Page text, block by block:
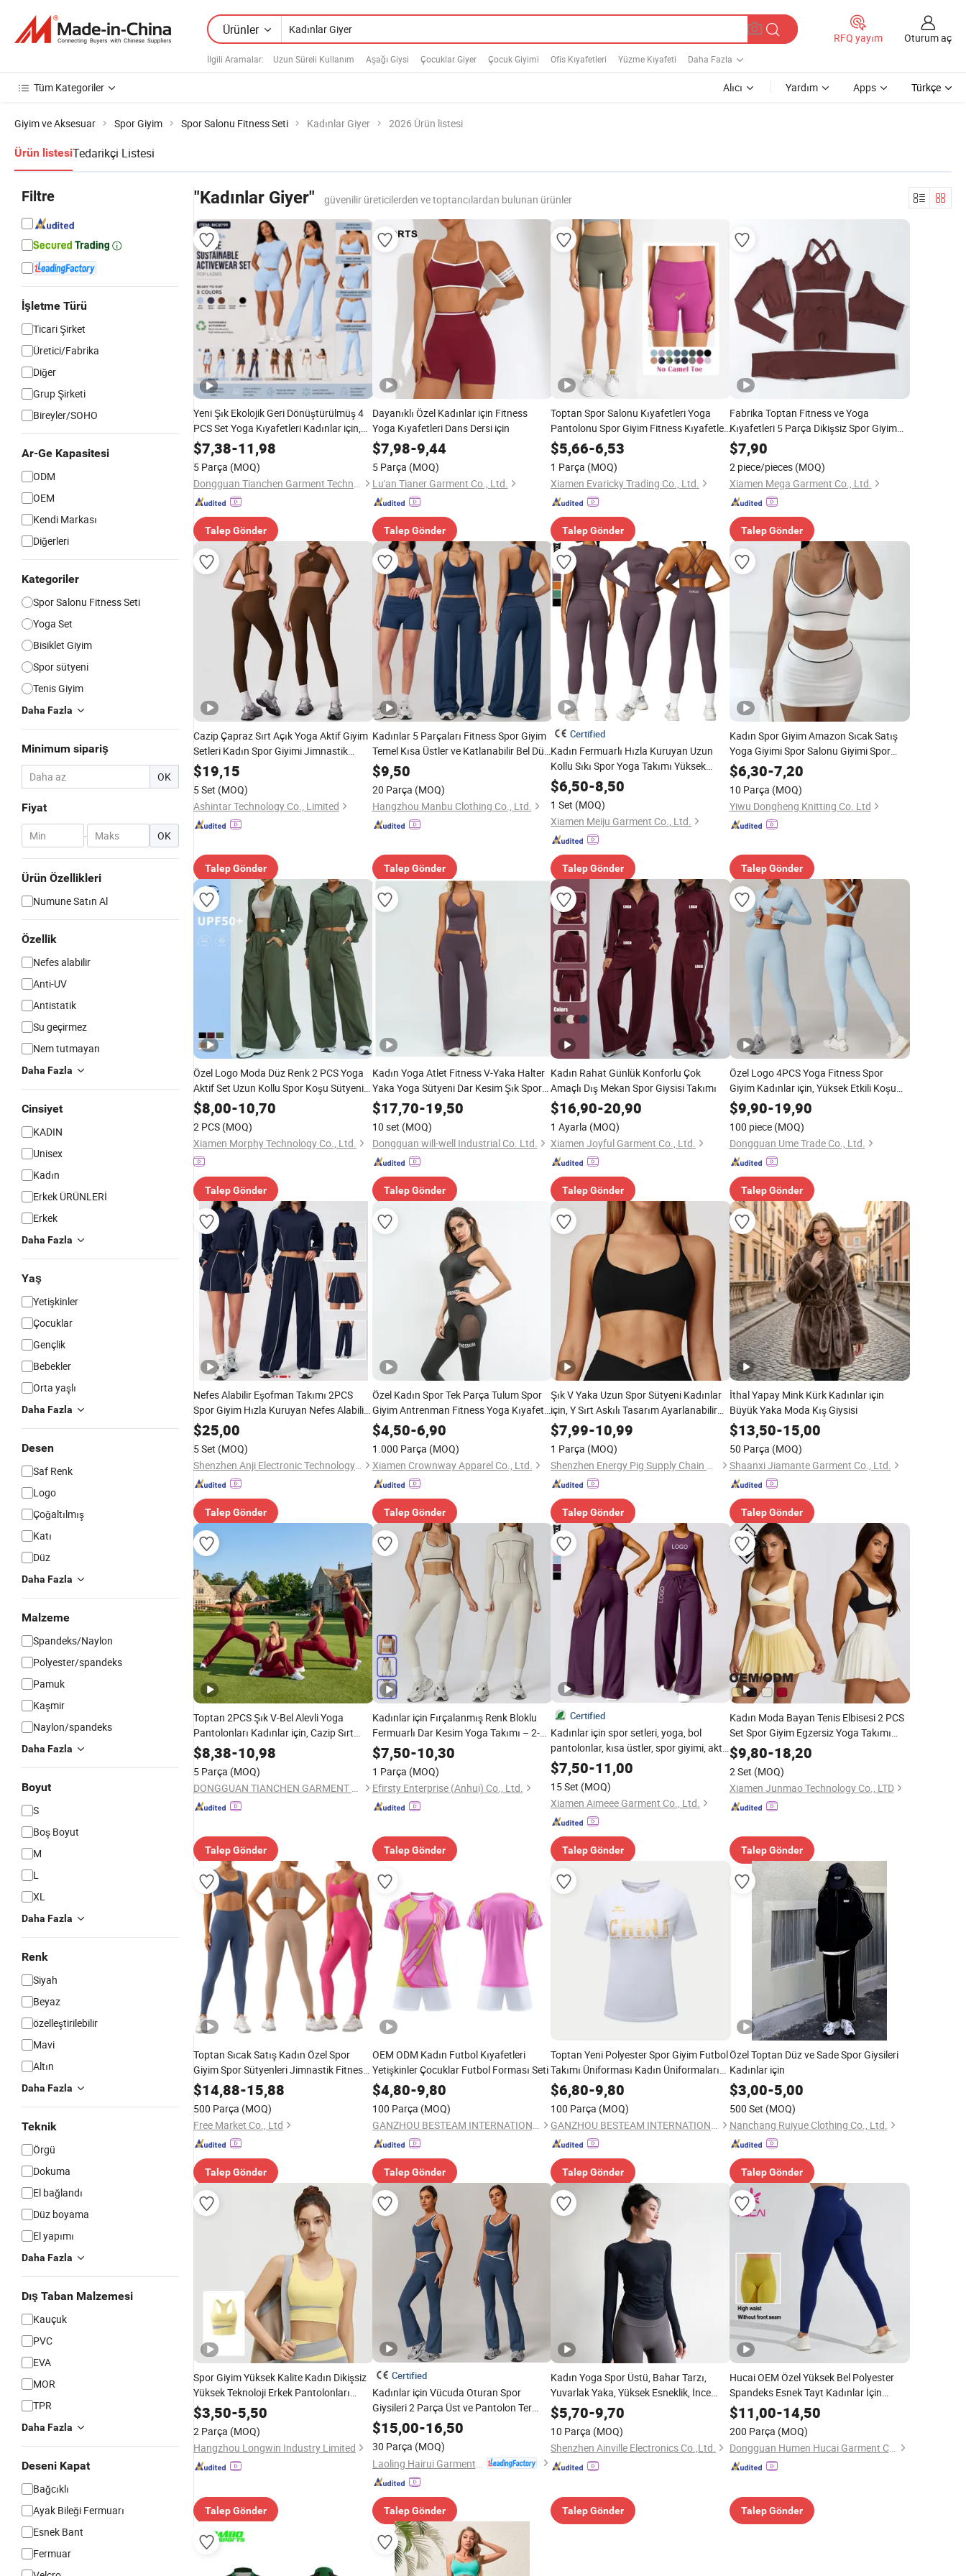
Ürünler
İlgili Aramalar: Uzun Süreli Kullanım Aşağı Giysi Çocuklar Giyer Çocuk Giyimi Ofis Kıyafetleri Yüzme Kıyafeti Daha Fazla
RFQ yayım Oturum aç
Tüm Kategoriler Alıcı Yardım Apps Türkçe
Giyim ve Aksesuar Spor Giyim Spor Salonu Fitness Seti Kadınlar Giyer 2026 Ürün listesi
Ürün listesiTedarikçi Listesi
Filtre
İşletme Türü
Ticari Şirket
Üretici/Fabrika
Diğer
Grup Şirketi
Bireyler/SOHO
Ar-Ge Kapasitesi
ODM
OEM
Kendi Markası
Diğerleri
Kategoriler
Spor Salonu Fitness Seti
Yoga Set
Bisiklet Giyim
Spor sütyeni
Tenis Giyim
Daha Fazla
Minimum sipariş
OK
Fiyat
- OK
Ürün Özellikleri
Numune Satın Al
Özellik
Nefes alabilir
Anti-UV
Antistatik
Su geçirmez
Nem tutmayan
Daha Fazla
Cinsiyet
KADIN
Unisex
Kadın
Erkek ÜRÜNLERİ
Erkek
Daha Fazla
Yaş
Yetişkinler
Çocuklar
Gençlik
Bebekler
Orta yaşlı
Daha Fazla
Desen
Saf Renk
Logo
Çoğaltılmış
Katı
Düz
Daha Fazla
Malzeme
Spandeks/Naylon
Polyester/spandeks
Pamuk
Kaşmir
Naylon/spandeks
Daha Fazla
Boyut
S
Boş Boyut
M
L
XL
Daha Fazla
Renk
Siyah
Beyaz
özelleştirilebilir
Mavi
Altın
Daha Fazla
Teknik
Örgü
Dokuma
El bağlandı
Düz boyama
El yapımı
Daha Fazla
Dış Taban Malzemesi
Kauçuk
PVC
EVA
MOR
TPR
Daha Fazla
Deseni Kapat
Bağcıklı
Ayak Bileği Fermuarı
Esnek Bant
Fermuar
"Kadınlar Giyer" güvenilir üreticilerden ve toptancılardan bulunan ürünler
Yeni Şık Ekolojik Geri Dönüştürülmüş 4
PCS Set Yoga Kıyafetleri Kadınlar için,
Premium Geri Dönüştürülmüş Yeniden
Kullanılmış Spor Giysileri Konforlu
Sürdürülebilir Yumuşak Naylon Spor
Salonu Kıyafetleri
$7,38-11,98
5 Parça (MOQ)
Dongguan Tianchen Garment Technology Co., Ltd.
Talep Gönder
Dayanıklı Özel Kadınlar için Fitness
Yoga Kıyafetleri Dans Dersi için
$7,98-9,44
5 Parça (MOQ)
Lu'an Tianer Garment Co., Ltd.
Talep Gönder
Toptan Spor Salonu Kıyafetleri Yoga
Pantolonu Spor Giyim Fitness Kıyafetleri
Kamel Ayak Olmadan Yüksek Bel Kadın
Bisiklet Yoga Şortları Fitness Spor Giyim
$5,66-6,53
1 Parça (MOQ)
Xiamen Evaricky Trading Co., Ltd.
Talep Gönder
Fabrika Toptan Fitness ve Yoga
Kıyafetleri 5 Parça Dikişsiz Spor Giyim
Kadın Spor Salonu Kıyafet Setleri
$7,90
2 piece/pieces (MOQ)
Xiamen Mega Garment Co., Ltd.
Talep Gönder
Cazip Çapraz Sırt Açık Yoga Aktif Giyim
Setleri Kadın Spor Giyimi Jimnastik
Kıvrım Tayt Seti 2 Parça Egzersiz
Kıyafeti Kadın Fitness Spor Takımı Yoga
Jimnastik Kıyafeti
$19,15
5 Set (MOQ)
Ashintar Technology Co., Limited
Talep Gönder
Kadınlar 5 Parçaları Fitness Spor Giyim
Temel Kısa Üstler ve Katlanabilir Bel Düz
Paça Şortlar Rahat Egzersiz Yoga Seti
Spor Kıyafetleri
$9,50
20 Parça (MOQ)
Hangzhou Manbu Clothing Co., Ltd.
Talep Gönder
Certified
Kadın Fermuarlı Hızla Kuruyan Uzun
Kollu Sıkı Spor Yoga Takımı Yüksek
Yoğunluklu Koşu Spor Kıyafeti
$6,50-8,50
1 Set (MOQ)
Xiamen Meiju Garment Co., Ltd.
Talep Gönder
Kadın Spor Giyim Amazon Sıcak Satış
Yoga Giyimi Spor Salonu Giyimi Spor
Kıyafetleri
$6,30-7,20
10 Parça (MOQ)
Yiwu Dongheng Knitting Co. Ltd
Talep Gönder
Özel Logo Moda Düz Renk 2 PCS Yoga
Aktif Set Uzun Kollu Spor Koşu Sütyeni
Takımı Kadınlar için Fitness Spor Salonu
Ceket Giyimi Bayan Atletizm
$8,00-10,70
2 PCS (MOQ)
Xiamen Morphy Technology Co., Ltd.
Talep Gönder
Kadın Yoga Atlet Fitness V-Yaka Halter
Yaka Yoga Sütyeni Dar Kesim Şık Spor
Atlet Uzun Bacak Geniş Bacak Pantolon
Spor Giyim
$17,70-19,50
10 set (MOQ)
Dongguan will-well Industrial Co. Ltd.
Talep Gönder
Kadın Rahat Günlük Konforlu Çok
Amaçlı Dış Mekan Spor Giysisi Takımı
$16,90-20,90
1 Ayarla (MOQ)
Xiamen Joyful Garment Co., Ltd.
Talep Gönder
Özel Logo 4PCS Yoga Fitness Spor
Giyim Kadınlar için, Yüksek Etkili Koşu
Spor Sütyenleri + Spor Salonu
Antrenman Ceketleri + Şok Geçirmez
Yüksek Bel Bisiklet Şortları + Taytlar
$9,90-19,90
100 piece (MOQ)
Dongguan Ume Trade Co., Ltd.
Talep Gönder
Nefes Alabilir Eşofman Takımı 2PCS
Spor Giyim Hızla Kuruyan Nefes Alabilir
Yoga Seti Fitness Kıyafetleri Rahat Aktif
Giyim Kadın Spor Salonu Kıyafetleri
$25,00
5 Set (MOQ)
Shenzhen Anji Electronic Technology Co., Ltd.
Talep Gönder
Özel Kadın Spor Tek Parça Tulum Spor
Giyim Antrenman Fitness Yoga Kıyafet
Seti
$4,50-6,90
1.000 Parça (MOQ)
Xiamen Crownway Apparel Co., Ltd.
Talep Gönder
Şık V Yaka Uzun Spor Sütyeni Kadınlar
için, Y Sırt Askılı Tasarım Ayarlanabilir
Askılar, Çıkarılabilir Pedler Nefes
Alabilen Mat Spor Giysi
$7,99-10,99
1 Parça (MOQ)
Shenzhen Energy Pig Supply Chain Management Co., Ltd.
Talep Gönder
İthal Yapay Mink Kürk Kadınlar için
Büyük Yaka Moda Kış Giysisi
$13,50-15,00
50 Parça (MOQ)
Shaanxi Jiamante Garment Co., Ltd.
Talep Gönder
Toptan 2PCS Şık V-Bel Alevli Yoga
Pantolonları Kadınlar için, Cazip Sırt
Açık Spor Sütyeni + Çan Paça Atletik
Pantolonlar ile Çift V Çizgisiyle Popo
Kaldırma
$8,38-10,98
5 Parça (MOQ)
DONGGUAN TIANCHEN GARMENT TECHNOLOGY CO., LTD.
Talep Gönder
Kadınlar için Fırçalanmış Renk Bloklu
Fermuarlı Dar Kesim Yoga Takımı – 2-
Piece Aktif Giyim Kıyafeti, Boş Sırtlı Üst
ve Tayt ile, Koşu ve Spor Salonu için
Hızla Kuruyan Spor Kıyafeti
$7,50-10,30
1 Parça (MOQ)
Efirsty Enterprise (Anhui) Co., Ltd.
Talep Gönder
Certified
Kadınlar için spor setleri, yoga, bol
pantolonlar, kısa üstler, spor giyimi, aktif
giyim
$7,50-11,00
15 Set (MOQ)
Xiamen Aimeee Garment Co., Ltd.
Talep Gönder
Kadın Moda Bayan Tenis Elbisesi 2 PCS
Set Spor Giyim Egzersiz Yoga Takımı
Tasarım Tenis Kıyafeti
$9,80-18,20
2 Set (MOQ)
Xiamen Junmao Technology Co., LTD
Talep Gönder
Toptan Sıcak Satış Kadın Özel Spor
Giyim Spor Sütyenleri Jimnastik Fitness
Takımları Kıvrımlı Popo Taytları Yoga
Kıyafetleri
$14,88-15,88
500 Parça (MOQ)
Free Market Co., Ltd
Talep Gönder
OEM ODM Kadın Futbol Kıyafetleri
Yetişkinler Çocuklar Futbol Forması Seti
$4,80-9,80
100 Parça (MOQ)
GANZHOU BESTEAM INTERNATIONAL CO.,LTD
Talep Gönder
Toptan Yeni Polyester Spor Giyim Futbol
Takımı Üniforması Kadın Üniformaları
Futbol Spor Salonu Kıyafeti Gömlek
$6,80-9,80
100 Parça (MOQ)
GANZHOU BESTEAM INTERNATIONAL CO.,LTD
Talep Gönder
Özel Toptan Düz ve Sade Spor Giysileri
Kadınlar için
$3,00-5,00
500 Set (MOQ)
Nanchang Ruiyue Clothing Co., Ltd.
Talep Gönder
Spor Giyim Yüksek Kalite Kadın Dikişsiz
Yüksek Teknoloji Erkek Pantolonları
Arbetrs Spor Salonu Golf 2026 Yeni
Sıcak Satış Fabrika Ürünü Moda Spor
Yoga Kıyafetleri
$3,50-5,50
2 Parça (MOQ)
Hangzhou Longwin Industry Limited
Talep Gönder
Certified
Kadınlar için Vücuda Oturan Spor
Giysileri 2 Parça Üst ve Pantolon Ter
Emici Aktif Yoga Takımları
$15,00-16,50
30 Parça (MOQ)
Talep Gönder
Kadın Yoga Spor Üstü, Bahar Tarzı,
Yuvarlak Yaka, Yüksek Esneklik, İnce
Gösteren, Profesyonel Spor Uzun Kollu
Koşu Hızlı Kuruyan Fitness Kıyafeti
$5,70-9,70
10 Parça (MOQ)
Shenzhen Ainville Electronics Co.,Ltd.
Talep Gönder
Hucai OEM Özel Yüksek Bel Polyester
Spandeks Esnek Tayt Kadınlar İçin
Egzersiz Koşu Aktif Fitness Spor Salonu
Yoga Spor Kıyafetleri
$11,00-14,50
200 Parça (MOQ)
Dongguan Humen Hucai Garment Co., Ltd.
Talep Gönder